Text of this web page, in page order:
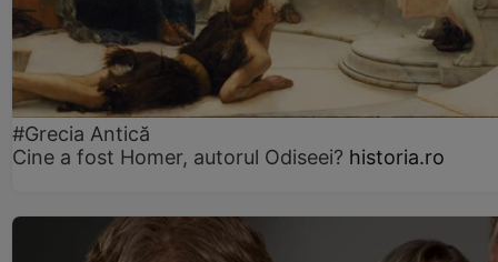
#Grecia Antică
Cine a fost Homer, autorul Odiseei? historia.ro